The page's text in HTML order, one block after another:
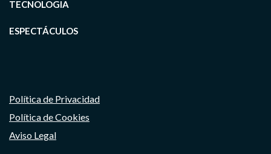
TECNOLOGIA
ESPECTÁCULOS
Política de Privacidad
Política de Cookies
Aviso Legal